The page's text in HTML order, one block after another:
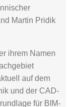
Martin Pridik
ihrem Namen
auf dem
und der CAD-
für BIM-